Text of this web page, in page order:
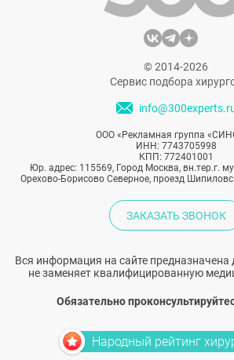
© 2014-2026
Сервис подбора
ООО «Рекламная группа
ИНН: 7743705998
КПП: 772401001
Юр. адрес: 115569, Город Москва, вн.тер.г.
Орехово-Борисово Северное, проезд
ЗАКАЗАТЬ ЗВОНОК
Вся информация на сайте предназначена
не заменяет квалифицированную
Обязательно
Народный рейтинг